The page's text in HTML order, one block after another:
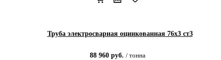
Труба электросварная оцинкованная 76х3 ст3
88 960руб. / тонна